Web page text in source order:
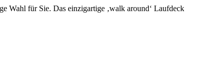
Wahl für Sie. Das einzigartige ‚walk around‘ Laufdeck